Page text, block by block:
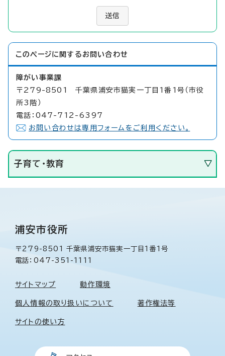
送信
このページに関する お問い合わせ
障がい事業課
〒279-8501 千葉県浦安市猫実一丁目1番1号（市役
所3階）
電話：047-712-6397
お問い合わせは専用フォームをご利用ください。
子育て・教育
浦安市役所
〒279-8501 千葉県浦安市猫実一丁目1番1号
電話：047-351-1111
サイトマップ 動作環境
個人情報の取り扱いについて 著作権法等
サイトの使い方